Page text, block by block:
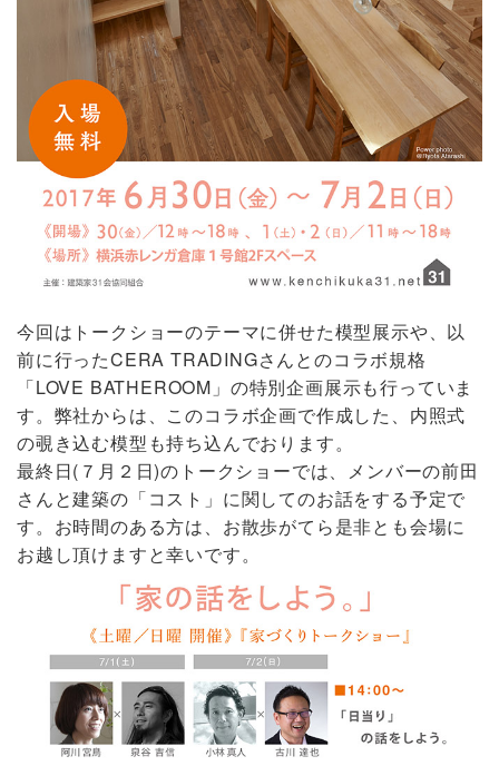
今回はトークショーのテーマに併せた模型展示や、以
前に行ったCERA TRADINGさんとのコラボ規格
「LOVE BATHEROOM」の特別企画展示も行っていま
す。弊社からは、このコラボ企画で作成した、内照式
の覗き込む模型も持ち込んでおります。
最終日(７月２日)のトークショーでは、メンバーの前田
さんと建築の「コスト」に関してのお話をする予定で
す。お時間のある方は、お散歩がてら是非とも会場に
お越し頂けますと幸いです。